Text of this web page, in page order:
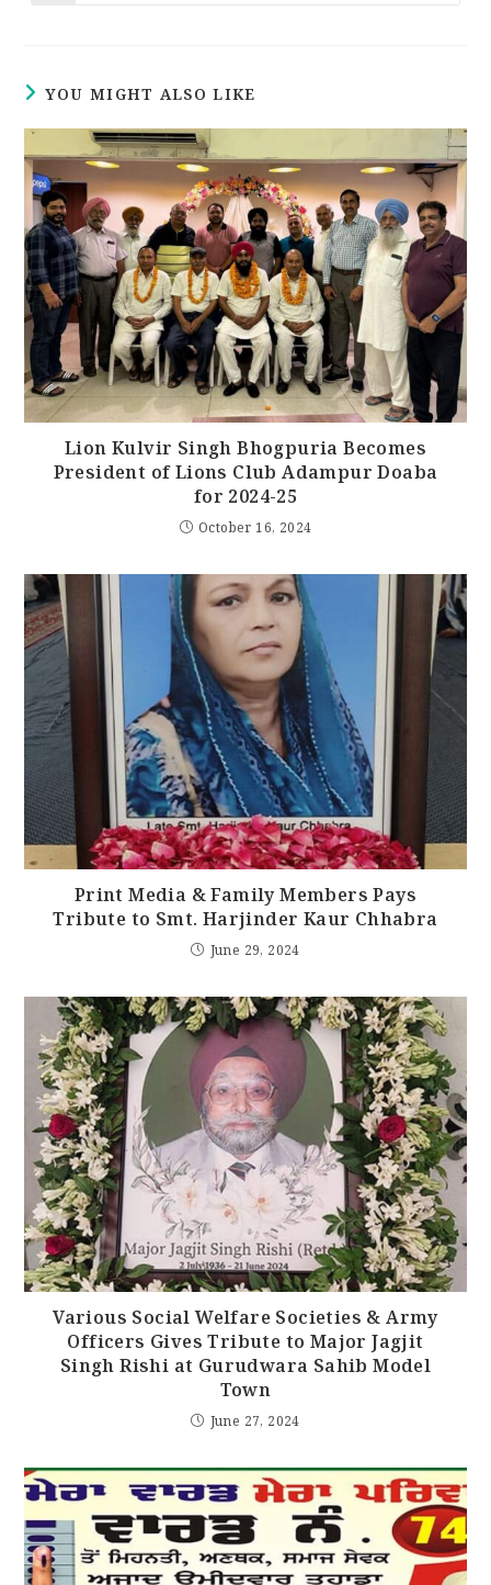
YOU MIGHT ALSO LIKE
Lion Kulvir Singh Bhogpuria Becomes
President of Lions Club Adampur Doaba
for 2024-25
October 16, 2024
Print Media & Family Members Pays
Tribute to Smt. Harjinder Kaur Chhabra
June 29, 2024
Various Social Welfare Societies & Army
Officers Gives Tribute to Major Jagjit
Singh Rishi at Gurudwara Sahib Model
Town
June 27, 2024